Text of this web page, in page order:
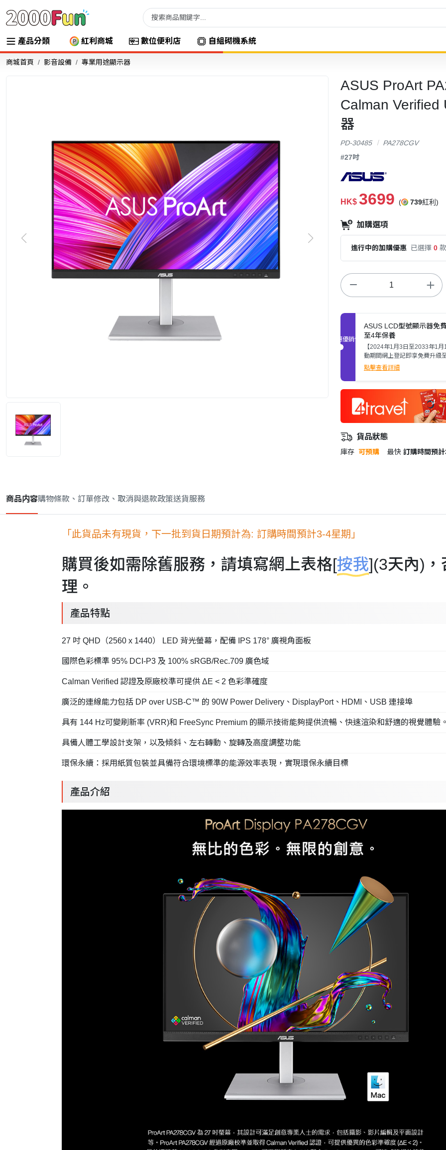
產品分類 紅利商城 數位便利店 自組砌機系統
商城首頁 影音設備 專業用途顯示器
ASUS ProArt
Calman Verified
器
PD-30485
PA278CGV
#27吋
HK$ 3699 ( 739紅利)
加購選項
進行中的加購優惠 已選擇 0
促銷優惠
ASUS LCD型號顯示器免
至4年保養
【2024年1月3日至2033年1月
動期間網上登記即享免費升級
養，限定ASUS LCD型號顯示
點擊查看詳細
貨品狀態
庫存 可預購 最快 訂購時間預
商品内容購物條款、訂單修改、取消與退款政策送貨服務
「此貨品未有現貨，下一批到貨日期預計為: 訂購時間預計3-4星期」
購買後如需除舊服務，請填寫網上表格[按我](3天內)，
理。
產品特點
27 吋 QHD（2560 x 1440） LED 背光螢幕，配備 IPS 178° 廣視角面板
國際色彩標準 95% DCI-P3 及 100% sRGB/Rec.709 廣色域
Calman Verified 認證及原廠校準可提供 ΔE < 2 色彩準確度
廣泛的連線能力包括 DP over USB-C™ 的 90W Power Delivery、DisplayPort、HDMI、USB 連接埠
具有 144 Hz可變刷新率 (VRR)和 FreeSync Premium 的顯示技術能夠提供流暢、快速渲染和舒適的視覺體驗
具備人體工學設計支架，以及傾斜、左右轉動、旋轉及高度調整功能
環保永續：採用紙質包裝並具備符合環境標準的能源效率表現，實現環保永續目標
產品介紹